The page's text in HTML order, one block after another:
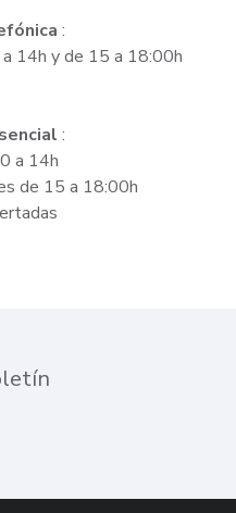
:
14h y de 15 a 18:00h
:
a 14h
de 15 a 18:00h